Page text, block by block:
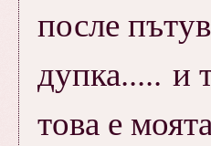
после
дупка..... и
това е